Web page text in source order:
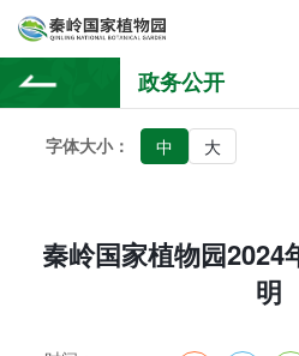
政务公开
字体大小： 中 大
秦岭国家植物园2024
明